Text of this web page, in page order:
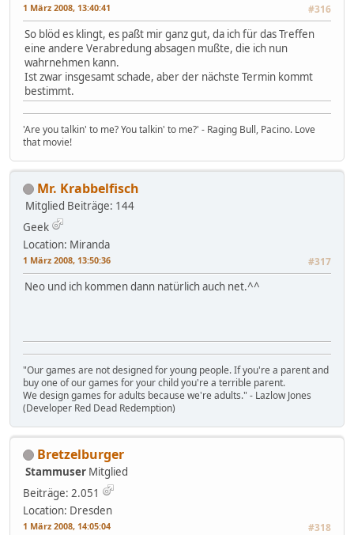
1 März 2008, 13:40:41 #316
So blöd es klingt, es paßt mir ganz gut, da ich für das Treffen
eine andere Verabredung absagen mußte, die ich nun
wahrnehmen kann.
Ist zwar insgesamt schade, aber der nächste Termin kommt
bestimmt.
'Are you talkin' to me? You talkin' to me?' - Raging Bull, Pacino. Love
that movie!
Mr. Krabbelfisch
Mitglied Beiträge: 144
Geek
Location: Miranda
1 März 2008, 13:50:36 #317
Neo und ich kommen dann natürlich auch net.^^
"Our games are not designed for young people. If you're a parent and
buy one of our games for your child you're a terrible parent.
We design games for adults because we're adults." - Lazlow Jones
(Developer Red Dead Redemption)
Bretzelburger
Stammuser Mitglied
Beiträge: 2.051
Location: Dresden
1 März 2008, 14:05:04 #318